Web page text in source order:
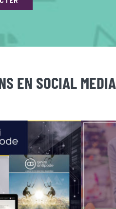
EN SOCIAL MEDIA